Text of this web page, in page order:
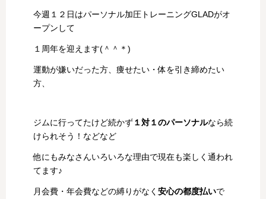
今週１２日はパーソナル加圧トレーニングGLADがオ
ープンして
１周年を迎えます(＾＾＊)
運動が嫌いだった方、痩せたい・体を引き締めたい
方、
ジムに行ってたけど続かず１対１のパーソナルなら続
けられそう！などなど
他にもみなさんいろいろな理由で現在も楽しく通われ
てます♪
月会費・年会費などの縛りがなく 安心の都度払いで